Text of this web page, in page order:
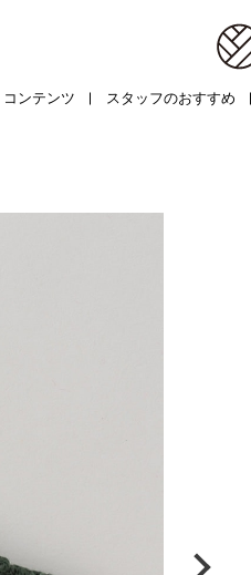
コンテンツ スタッフのおすすめ